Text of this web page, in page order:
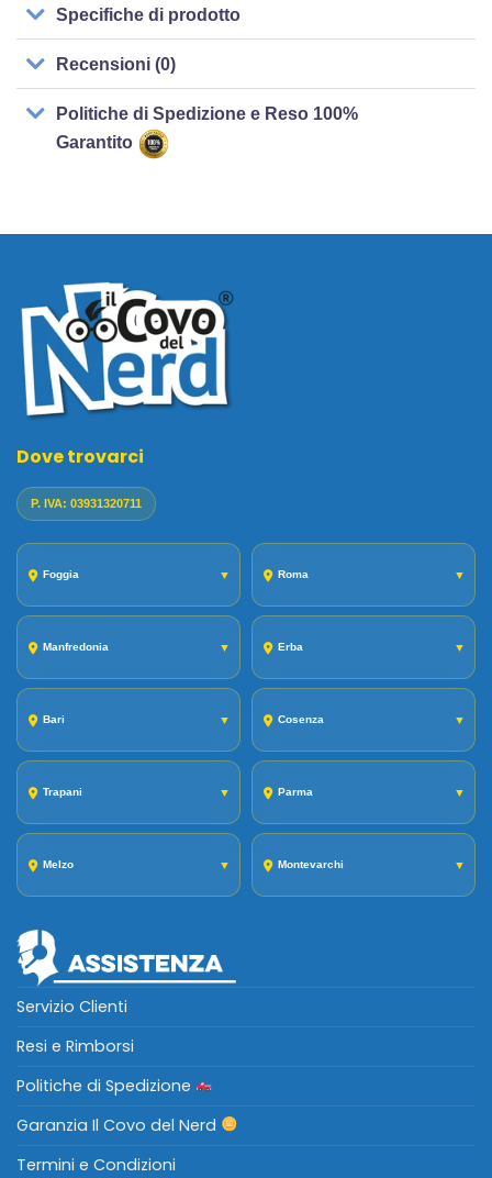
Specifiche di prodotto
Recensioni (0)
Politiche di Spedizione e Reso 100%
Garantito
Dove trovarci
P. IVA: 03931320711
Foggia ▼ Roma ▼
Manfredonia ▼ Erba ▼
Bari ▼ Cosenza ▼
Trapani ▼ Parma ▼
Melzo ▼ Montevarchi ▼
Servizio Clienti
Resi e Rimborsi
Politiche di Spedizione
Garanzia Il Covo del Nerd
Termini e Condizioni